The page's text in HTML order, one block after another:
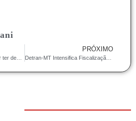
PRÓXIMO
Detran-MT Intensifica Fiscalização em Janeiro e Flagra Motoristas Inabilitados